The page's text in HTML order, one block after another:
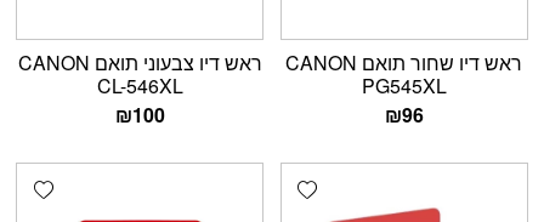
ראש דיו שחור תואם CANON
PG545XL
₪96
ראש דיו צבעוני תואם CANON
CL-546XL
₪100
Add wishlist